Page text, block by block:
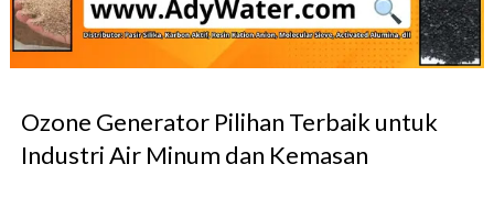
Ozone Generator Pilihan Terbaik untuk
Industri Air Minum dan Kemasan